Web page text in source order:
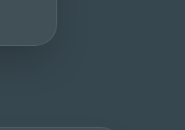
Vezi detalii